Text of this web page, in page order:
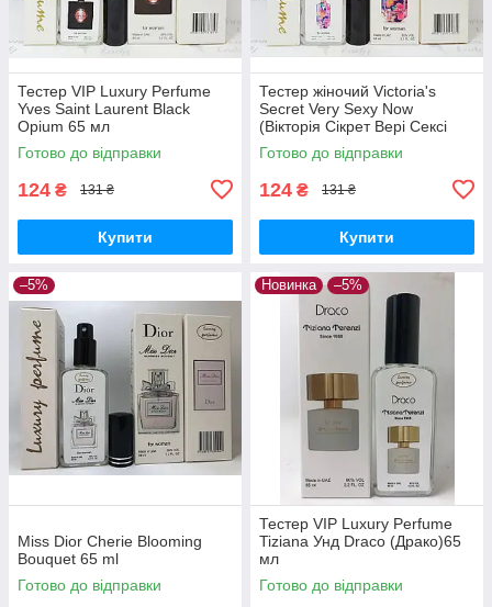
Тестер VIP Luxury Perfume
Yves Saint Laurent Black
Opium 65 мл
Готово до відправки
124 ₴ 131 ₴
Купити
Тестер жіночий Victoria's
Secret Very Sexy Now
(Вікторія Сікрет Вері Сексі
Нау) 65 мл
Готово до відправки
124 ₴ 131 ₴
Купити
–5%
Miss Dior Cherie Blooming
Bouquet 65 ml
Готово до відправки
Новинка –5%
Тестер VIP Luxury Perfume
Tiziana Унд Draco (Драко)65
мл
Готово до відправки